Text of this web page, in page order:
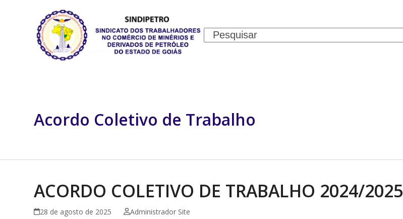
Search
Acordo Coletivo de Trabalho
ACORDO COLETIVO DE TRABALHO 2024/2025
28 de agosto de 2025 Administrador Site